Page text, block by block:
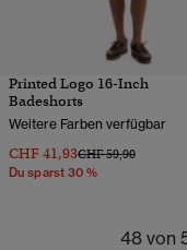
Printed Logo 16-Inch
Badeshorts
Weitere Farben verfügbar
CHF 41,93Preis wurde
CHF 59,90bis
Du sparst 30 %
48 von